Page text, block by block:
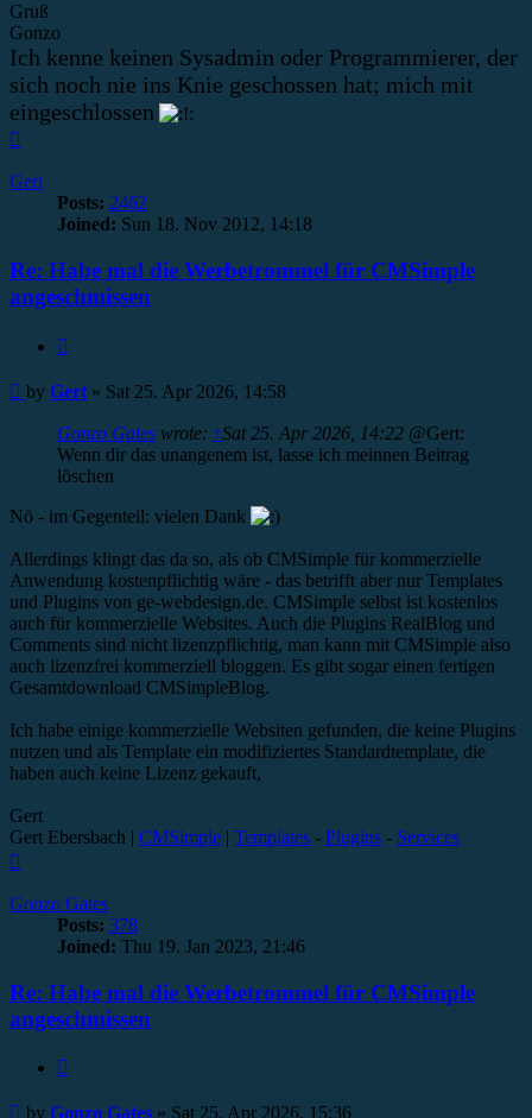
Gruß
Gonzo
Ich kenne keinen Sysadmin oder Programmierer, der
sich noch nie ins Knie geschossen hat; mich mit
eingeschlossen
Gert
Posts: 2462
Joined: Sun 18. Nov 2012, 14:18
Re: Habe mal die Werbetrommel für CMSimple
angeschmissen
Post
by Gert » Sat 25. Apr 2026, 14:58
Gonzo Gates wrote: ↑Sat 25. Apr 2026, 14:22 @Gert:
Wenn dir das unangenem ist, lasse ich meinnen Beitrag
löschen
Nö - im Gegenteil: vielen Dank
Allerdings klingt das da so, als ob CMSimple für kommerzielle
Anwendung kostenpflichtig wäre - das betrifft aber nur Templates
und Plugins von ge-webdesign.de. CMSimple selbst ist kostenlos
auch für kommerzielle Websites. Auch die Plugins RealBlog und
Comments sind nicht lizenzpflichtig, man kann mit CMSimple also
auch lizenzfrei kommerziell bloggen. Es gibt sogar einen fertigen
Gesamtdownload CMSimpleBlog.
Ich habe einige kommerzielle Websiten gefunden, die keine Plugins
nutzen und als Template ein modifiziertes Standardtemplate, die
haben auch keine Lizenz gekauft,
Gert
Gert Ebersbach | CMSimple | Templates - Plugins - Services
Gonzo Gates
Posts: 378
Joined: Thu 19. Jan 2023, 21:46
Re: Habe mal die Werbetrommel für CMSimple
angeschmissen
Post
by Gonzo Gates » Sat 25. Apr 2026, 15:36